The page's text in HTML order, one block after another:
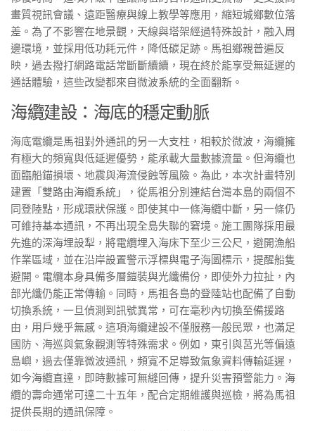
畫質視訊會議、遠距醫療與線上教學等應用，縮短城鄉數位落
差。為了不影響在地景觀，天線與塔架經過特殊設計，融入周
邊環境，並採用低功耗元件，降低碳足跡。馬祖鄉親普遍反
映，過去撥打網路電話常斷斷續續，現在終於能享受無延遲的
通話體驗，這些改變都來自微波系統的全面翻新。
海纜建設：海底的穩定動脈
海底電纜是馬祖對外通訊的另一大支柱，相較於微波，海纜擁
有極大的頻寬與低延遲優勢，能承載大量數據流量。但海纜也
面臨船錨損壞、地震與海流侵蝕等風險。為此，本次計畫特別
建置「雙路由海纜系統」，從馬祖分別連結台灣本島的兩個不
同登陸點，形成環狀保護。即使其中一條海纜中斷，另一條仍
可維持基本通訊，不再出現全島失聯的窘境。施工團隊採用最
先進的深海埋設犁，將電纜埋入海床下至少三公尺，避開漁船
作業區域，並在沿岸設置警示浮標與電子海圖標示，提醒船隻
避開。電纜本身具備多層鎧裝與光纖備份，即使外力拉扯，內
部光纖仍能正常傳輸。同時，馬祖各島的登陸站也配備了自動
切換系統，一旦偵測到訊號異常，可在毫秒內切換至備援路
由，用戶幾乎無感。這項海纜建設不僅服務一般民眾，也滿足
國防、海巡與氣象觀測等特殊需求。例如，東引與莒光等偏遠
島嶼，過去僅靠微波通訊，頻寬不足導致氣象資料傳輸延遲，
如今海纜直達，即時數據可無縫回傳，提升災害預警能力。海
纜的壽命通常可達二十五年，配合定期維護與巡檢，將為馬祖
提供長期的通訊保障。